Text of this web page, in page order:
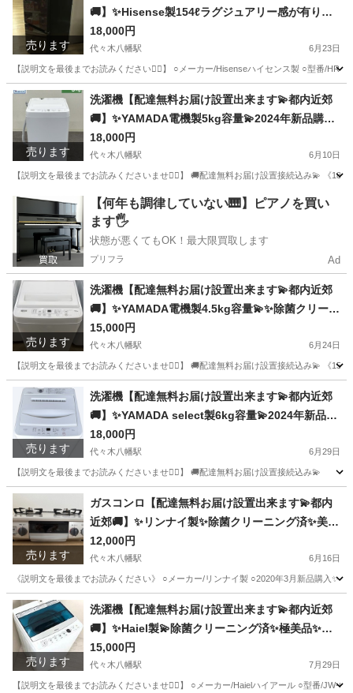
売ります
🚚】✨Hisense製154ℓラグジュアリー感が有り✨
センス抜群です✨除菌クリーニング済✨極美品✨他
にも冷蔵庫.洗濯機.電子レンジ.オーブン電子レン
ジ.炊飯器.テーブル&椅子.机&チェアー.ベット&マ
ットレス.ソファーなど多種多様な美品が有ります
✨お気軽にお問い合わせ下さい💫
18,000円
代々木八幡駅 6月23日
【説明文を最後までお読みください🙇‍♂️】 ○メーカー/Hisenseハイセンス製 ○型番/
東京 渋谷区 代々木八幡駅 キッチン家電 届け
売ります
洗濯機【配達無料お届け設置出来ます💫都内近郊
🚚】✨YAMADA電機製5kg容量💫2024年新品購入
品✨除菌クリーニング済✨超極美品✨他にも冷蔵
庫.洗濯機.電子レンジ.オーブン電子レンジ.炊飯器.
テーブル&椅子.机&チェアー.ベット&マットレス.
ドレッサーなど多種多様な美品が有ります✨お気
軽にお問い合わせ下さい💫
18,000円
代々木八幡駅 6月10日
【説明文を最後までお読みくださいませ🙇‍♀️】 🚚配達無料お届け設置接続込み💫 《
東京 渋谷区 代々木八幡駅 生活家電 届け
【何年も調律していない🎹】ピアノを買い
ます🖐️
状態が悪くてもOK！最大限買取します
プリフラ Ad
売ります
洗濯機【配達無料お届け設置出来ます💫都内近郊
🚚】✨YAMADA電機製4.5kg容量💫✨除菌クリーニ
ング済✨極美品✨他にも冷蔵庫.洗濯機.電子レンジ.
オーブン電子レンジ.炊飯器.テーブル&椅子.机&チ
ェアー.ベット&マットレス.ドレッサーなど多種多
様な美品が有ります✨お気軽にお問い合わせ下さ
い💫
15,000円
代々木八幡駅 6月24日
【説明文を最後までお読みくださいませ🙇‍♀️】 🚚配達無料お届け設置接続込み💫 《
東京 渋谷区 代々木八幡駅 生活家電 届け
売ります
洗濯機【配達無料お届け設置出来ます💫都内近郊
🚚】✨YAMADA select製6kg容量💫2024年新品購
入品✨除菌クリーニング済✨超極美品✨他にも冷蔵
庫.洗濯機.電子レンジ.オーブン電子レンジ.炊飯器.
テーブル&椅子.机&チェアー.ベット&マットレス.
ドレッサーなど多種多様な美品が有ります✨お気
軽にお問い合わせ下さい💫
18,000円
代々木八幡駅 6月29日
【説明文を最後までお読みくださいませ🙇‍♀️】 🚚配達無料お届け設置接続込
東京 渋谷区 代々木八幡駅 生活家電 届け
売ります
ガスコンロ【配達無料お届け設置出来ます💫都内
近郊🚚】✨リンナイ製✨除菌クリーニング済✨美品
✨除菌クリーニング済み✨極美品✨他にも冷蔵庫．
洗濯機．電子レンジ.オーブン電子レンジ.炊飯器.
テーブル&椅子.机&チェアー.ベット&マットレス.
ドレッサーなど多種多用な美品の在庫有ります✨
お気軽にお問い合わせ下さい
12,000円
代々木八幡駅 6月16日
《説明文を最後までお読みください》 ○メーカー/リンナイ製 ○2020年3月新品購入✨
東京 渋谷区 代々木八幡駅 その他 除菌
売ります
洗濯機【配達無料お届け設置出来ます💫都内近郊
🚚】✨Haiel製💫除菌クリーニング済✨極美品✨他
にも冷蔵庫.洗濯機.電子レンジ.オーブン電子レン
ジ.炊飯器.テーブル&椅子.机&チェアー.ベット&マ
ットレス.ドレッサーなど多種多様な美品が有りま
15,000円
代々木八幡駅 7月29日
【説明文を最後までお読みくださいませ🙇‍♀️】 ○メーカー/Haielハイアール ○型番/